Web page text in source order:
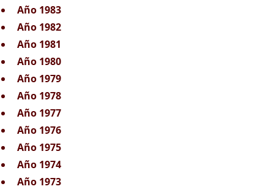
Año 1983
Año 1982
Año 1981
Año 1980
Año 1979
Año 1978
Año 1977
Año 1976
Año 1975
Año 1974
Año 1973